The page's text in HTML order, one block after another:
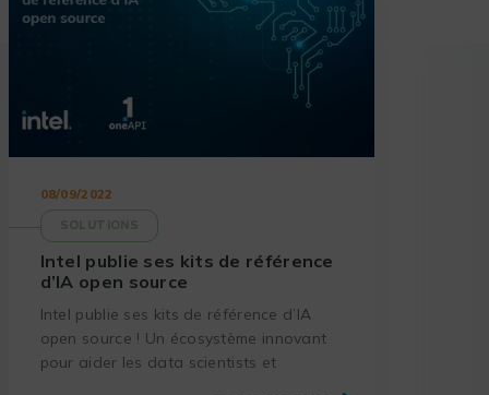
08/09/2022
SOLUTIONS
Intel publie ses kits de référence
d’IA open source
Intel publie ses kits de référence d’IA
open source ! Un écosystème innovant
pour aider les data scientists et